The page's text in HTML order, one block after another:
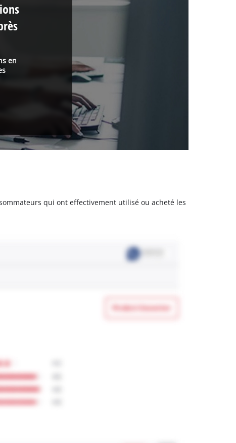
en
qui ont effectivement utilisé ou acheté les